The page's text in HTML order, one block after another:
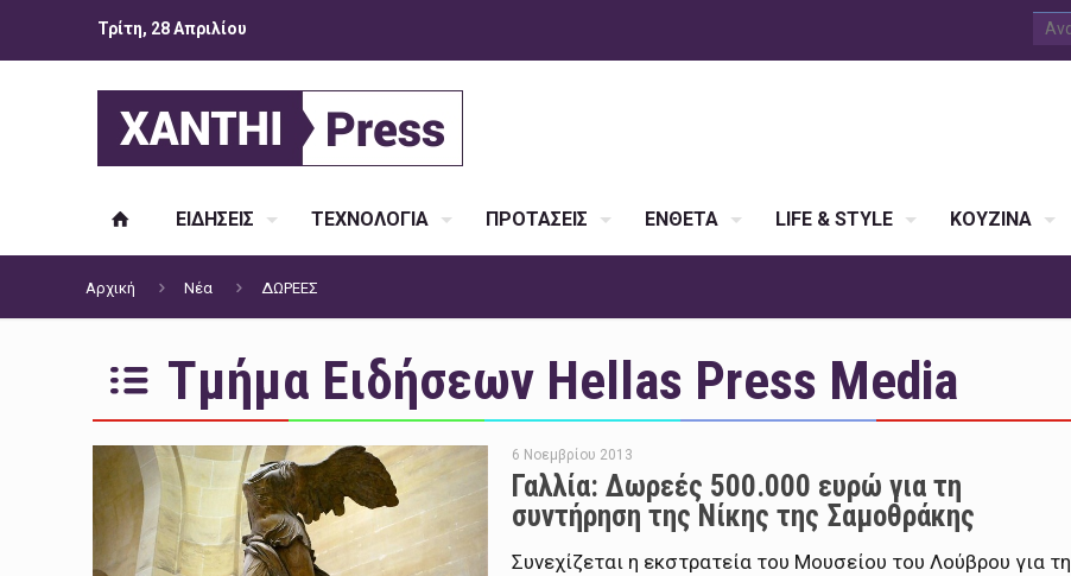
Τρίτη, 28 Απριλίου
ΕΙΔΗΣΕΙΣ ΤΕΧΝΟΛΟΓΙΑ ΠΡΟΤΑΣΕΙΣ ΕΝΘΕΤΑ LIFE & STYLE ΚΟΥΖΙΝΑ
Αρχική Νέα ΔΩΡΕΕΣ
Τμήμα Ειδήσεων Hellas Press Media
6 Νοεμβρίου 2013
Γαλλία: Δωρεές 500.000 ευρώ για τη
συντήρηση της Νίκης της Σαμοθράκης
Συνεχίζεται η εκστρατεία του Μουσείου του Λούβρου για τη